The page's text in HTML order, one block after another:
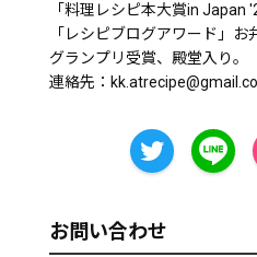
「料理レシピ本大賞in Japan
「レシピブログアワード」お
グランプリ受賞、殿堂入り。
連絡先：
お問い合わせ